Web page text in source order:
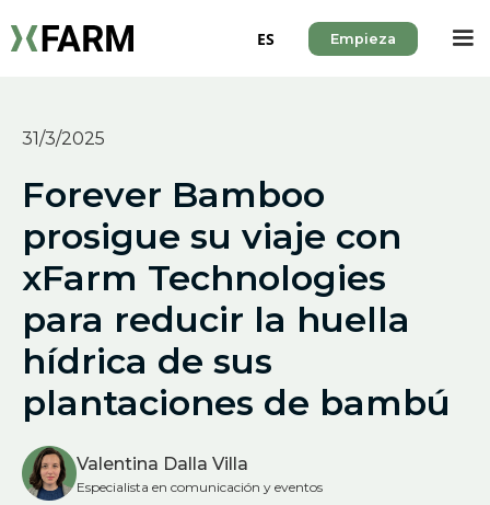
ES Empieza
31/3/2025
Forever Bamboo
prosigue su viaje con
xFarm Technologies
para reducir la huella
hídrica de sus
plantaciones de bambú
Valentina Dalla Villa
Especialista en comunicación y eventos